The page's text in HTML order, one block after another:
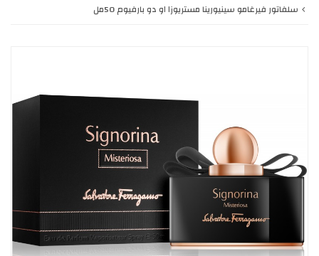
سلفاتور فيرغامو سينيورينا مستريوزا او دو بارفيوم 50مل